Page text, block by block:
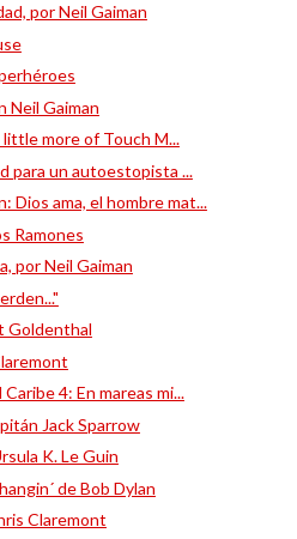
por Neil Gaiman
Neil Gaiman
more of Touch M...
para un autoestopista ...
Dios ama, el hombre mat...
Ramones
por Neil Gaiman
Goldenthal
4: En mareas mi...
Jack Sparrow
K. Le Guin
de Bob Dylan
Claremont